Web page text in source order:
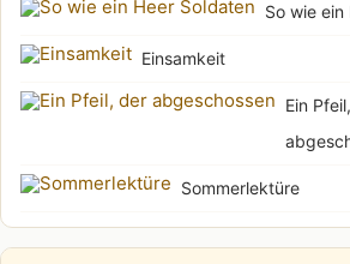
So wie ein
Einsamkeit
Ein
Sommerlektüre